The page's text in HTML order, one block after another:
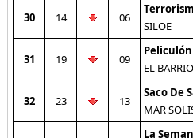
30 14 06
SILOE
31 19 09
Peliculón
EL BARRIO
32 23 13
Saco De
MAR
La